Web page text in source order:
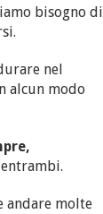
bisogno di
nel
alcun modo
andare molte